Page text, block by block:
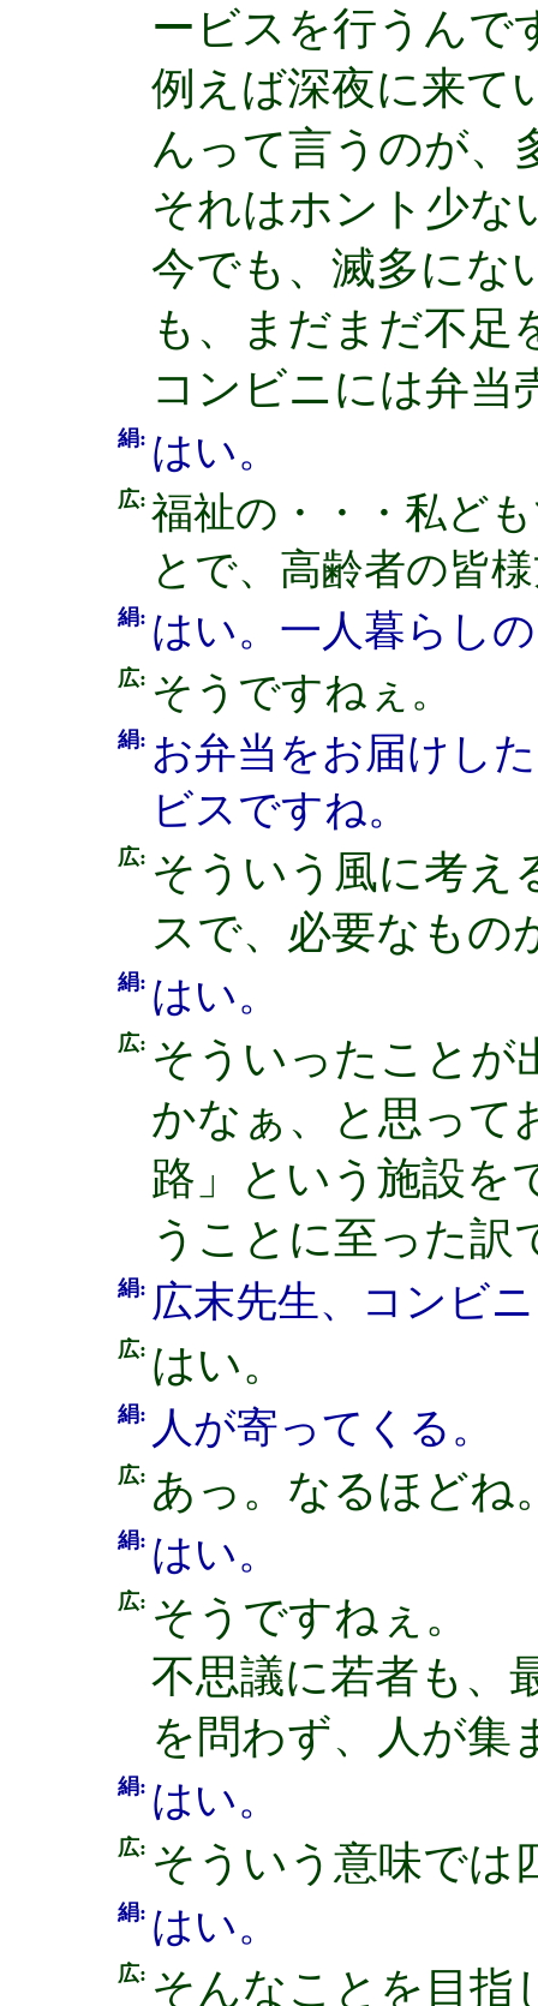
ービスを行うんで
例えば深夜に来て
んって言うのが、
それはホント少な
今でも、滅多にな
も、まだまだ不足
コンビニには弁当
絹: はい。
広: 福祉の・・・私ど
とで、高齢者の皆
絹: はい。一人暮らし
広: そうですねぇ。
絹: お弁当をお届けし
ビスですね。
広: そういう風に考え
スで、必要なもの
絹: はい。
広: そういったことが
かなぁ、と思って
路」という施設を
うことに至った訳
絹: 広末先生、コンビ
広: はい。
絹: 人が寄ってくる。
広: あっ。なるほどね
絹: はい。
広: そうですねぇ。
不思議に若者も、
を問わず、人が集
絹: はい。
広: そういう意味では
絹: はい。
広: そんなことを目指